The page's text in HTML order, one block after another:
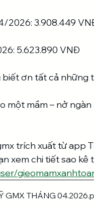
2026: 3.908.449
5.623.890 VNĐ
ơn tất cả
một mầm – nở
trích xuất từ app
xem chi tiết sao kê
GMX THÁNG 04.2026